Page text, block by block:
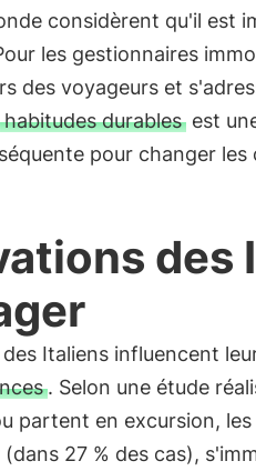
considèrent qu'il est
les gestionnaires
des voyageurs et
habitudes durablesest
pour changer les
des
Italiens influencent
. Selon une étude
partent en excursion,
27 % des cas),